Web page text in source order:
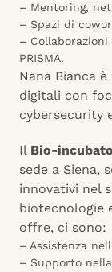
– Mentoring,
– Spazi di
–
PRISMA.
Nana Bianca
digitali con
cybersecurity
Il Bio-
sede a Siena,
innovativi nel
biotecnologie
offre, ci sono:
– Assistenza
– Supporto